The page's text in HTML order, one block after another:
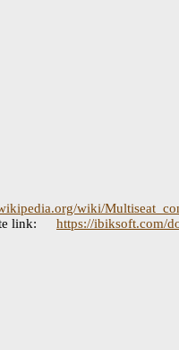
wiki/
link:
https://ibiksoft.com/